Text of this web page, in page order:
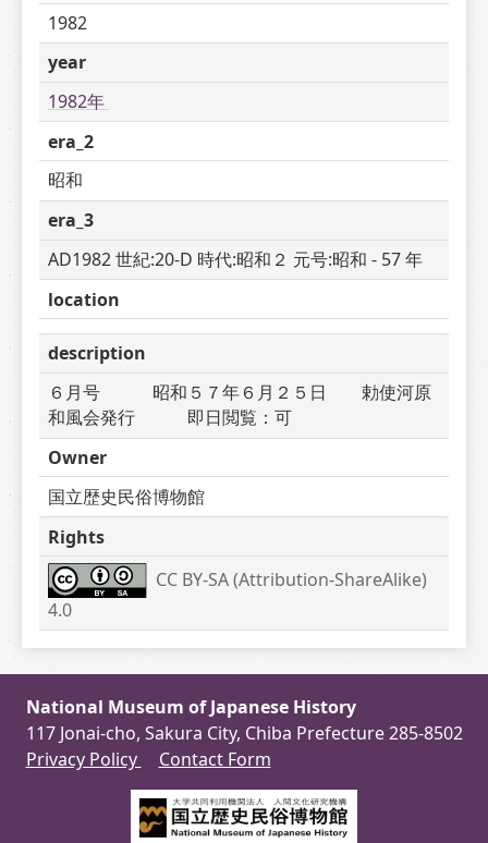
1982
year
1982年
era_2
昭和
era_3
AD1982 世紀:20-D 時代:昭和２ 元号:昭和 - 57 年
location
description
６月号　　　昭和５７年６月２５日　　勅使河原
和風会発行　　　即日閲覧：可
Owner
国立歴史民俗博物館
Rights
CC BY-SA (Attribution-ShareAlike)
4.0
National Museum of Japanese History
117 Jonai-cho, Sakura City, Chiba Prefecture 285-8502
Privacy Policy
Contact Form